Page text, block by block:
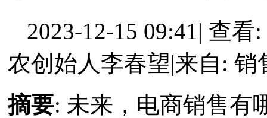
2023-12-15 09:41| 查看:
农创始人李春望|来自: 销
摘要: 未来，电商销售有